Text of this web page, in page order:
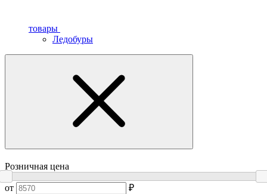
товары
Ледобуры
Розничная цена
от
₽